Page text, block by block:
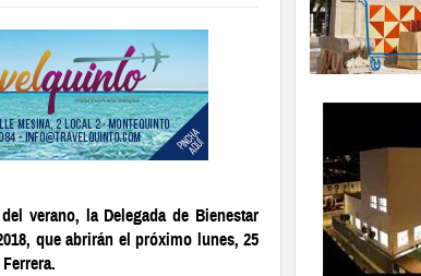
verano, la Delegada de Bienestar
que abrirán el próximo lunes, 25